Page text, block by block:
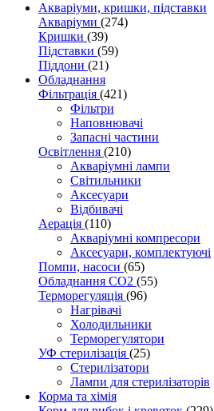
Акваріуми, кришки, підставки
Акваріуми (274)
Кришки (39)
Підставки (59)
Піддони (21)
Обладнання
Фільтрація (421)
Фільтри
Наповнювачі
Запасні частини
Освітлення (210)
Акваріумні лампи
Світильники
Аксесуари
Відбивачі
Аерація (110)
Акваріумні компресори
Аксесуари, комплектуючі
Помпи, насоси (65)
Обладнання CO2 (55)
Терморегуляція (96)
Нагрівачі
Холодильники
Терморегулятори
УФ стерилізація (25)
Стерилізатори
Лампи для стерилізаторів
Корма та хімія